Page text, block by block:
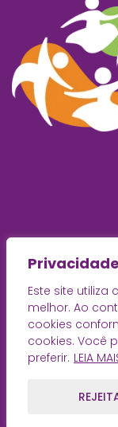
Este site utiliza
melhor. Ao
cookies
cookies. Você
preferir. LEIA
© 2025